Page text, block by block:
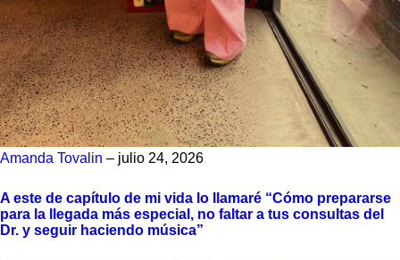
Amanda Tovalin – julio 24, 2026
A este de capítulo de mi vida lo llamaré “Cómo prepararse
para la llegada más especial, no faltar a tus consultas del
Dr. y seguir haciendo música”